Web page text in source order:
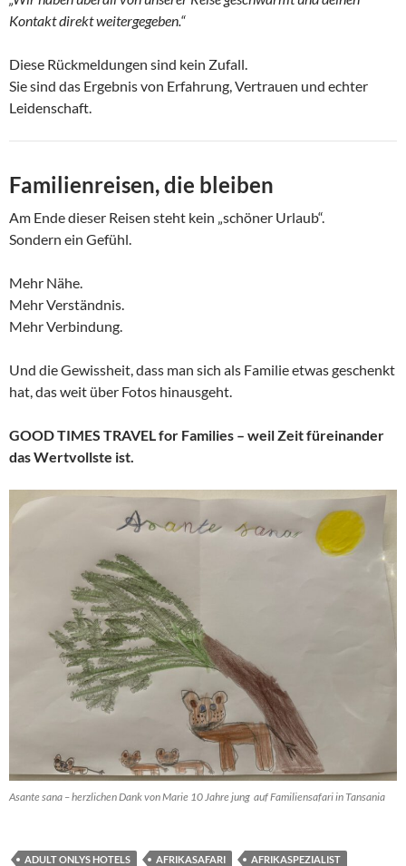
Kontakt direkt weitergegeben.“
Diese Rückmeldungen sind kein Zufall.
Sie sind das Ergebnis von Erfahrung, Vertrauen und echter
Leidenschaft.
Familienreisen, die bleiben
Am Ende dieser Reisen steht kein „schöner Urlaub“.
Sondern ein Gefühl.
Mehr Nähe.
Mehr Verständnis.
Mehr Verbindung.
Und die Gewissheit, dass man sich als Familie etwas geschenkt
hat, das weit über Fotos hinausgeht.
GOOD TIMES TRAVEL for Families – weil Zeit füreinander
das Wertvollste ist.
Asante sana – herzlichen Dank von Marie 10 Jahre jung auf Familiensafari in Tansania
ADULT ONLYS HOTELS AFRIKASAFARI
AFRIKASPEZIALIST